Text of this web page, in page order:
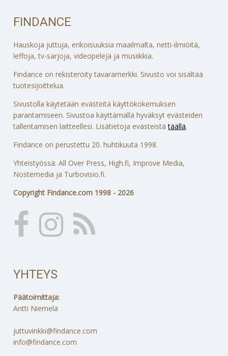
FINDANCE
Hauskoja juttuja, erikoisuuksia maailmalta, netti-ilmiöitä,
leffoja, tv-sarjoja, videopelejä ja musiikkia.
Findance on rekisteröity tavaramerkki. Sivusto voi sisältää
tuotesijoittelua.
Sivustolla käytetään evästeitä käyttökokemuksen
parantamiseen. Sivustoa käyttämällä hyväksyt evästeiden
tallentamisen laitteellesi. Lisätietoja evästeistätäällä.
Findance on perustettu 20. huhtikuuta 1998.
Yhteistyössä: All Over Press, High.fi, Improve Media,
Nostemedia ja Turbovisio.fi.
Copyright Findance.com 1998 - 2026
YHTEYS
Päätoimittaja:
Antti Niemelä
juttuvinkki@findance.com
info@findance.com